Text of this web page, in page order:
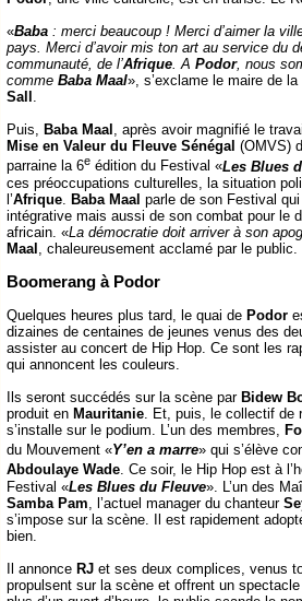
«Baba : merci beaucoup ! Merci d’aimer la
pays. Merci d’avoir mis ton art au service du
communauté, de l’Afrique. A Podor, nous
comme Baba Maal», s’exclame le maire de
Sall .
Puis, Baba Maal , après avoir magnifié le
Mise en Valeur du Fleuve Sénégal (OMVS)
parraine la 6e édition du Festival «Les Blues
ces préoccupations culturelles, la situation
l’Afrique Baba Maal parle de son Festival
intégrative mais aussi de son combat pour le
africain. «La démocratie doit arriver à son
Maal
, chaleureusement acclamé par le public.
Boomerang à Podor
Quelques heures plus tard, le quai de Podor
dizaines de centaines de jeunes venus des
assister au concert de Hip Hop. Ce sont les
qui annoncent les couleurs.
Ils seront succédés sur la scène par Bidew
produit en Mauritanie . Et, puis, le collectif de
s’installe sur le podium. L’un des membres,
du Mouvement «Y’en a marre» qui s’élève
Abdoulaye Wade. Ce soir, le Hip Hop est à
Festival «Les Blues du Fleuve». L’un des
Samba Pam , l’actuel manager du chanteur
s’impose sur la scène. Il est rapidement
bien.
Il annonce RJ et ses deux complices, venus
propulsent sur la scène et offrent un